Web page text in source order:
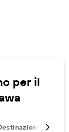
per il
popolari